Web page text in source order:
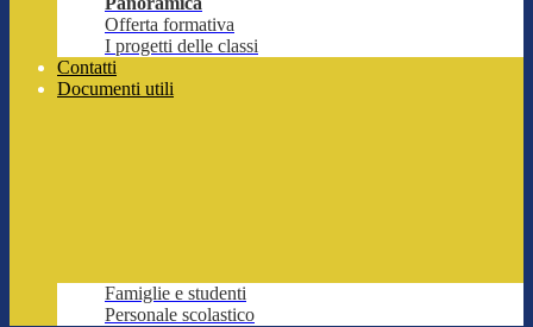
Offerta formativa
I progetti delle classi
Contatti
Documenti utili
Famiglie e studenti
Personale scolastico